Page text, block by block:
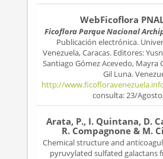
WebFicoflora
Ficoflora Parque Nacional
Publicación electrónica.
Venezuela, Caracas. Editores:
Santiago Gómez Acevedo, Mayra
Gil Luna.
http://
consulta: 23/
Arata, P., I. Quintana, D.
R. Compagnone & M.
Chemical structure and
pyruvylated sulfated galactans